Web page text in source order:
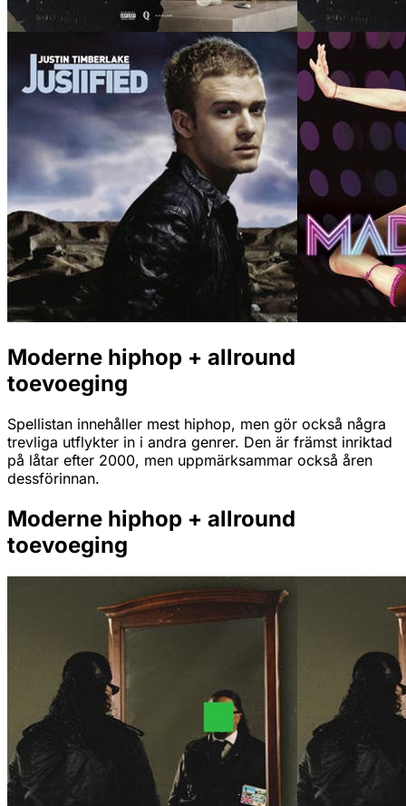
Moderne hiphop + allround
toevoeging
Spellistan innehåller mest hiphop, men gör också några
trevliga utflykter in i andra genrer. Den är främst inriktad
på låtar efter 2000, men uppmärksammar också åren
dessförinnan.
Moderne hiphop + allround
toevoeging